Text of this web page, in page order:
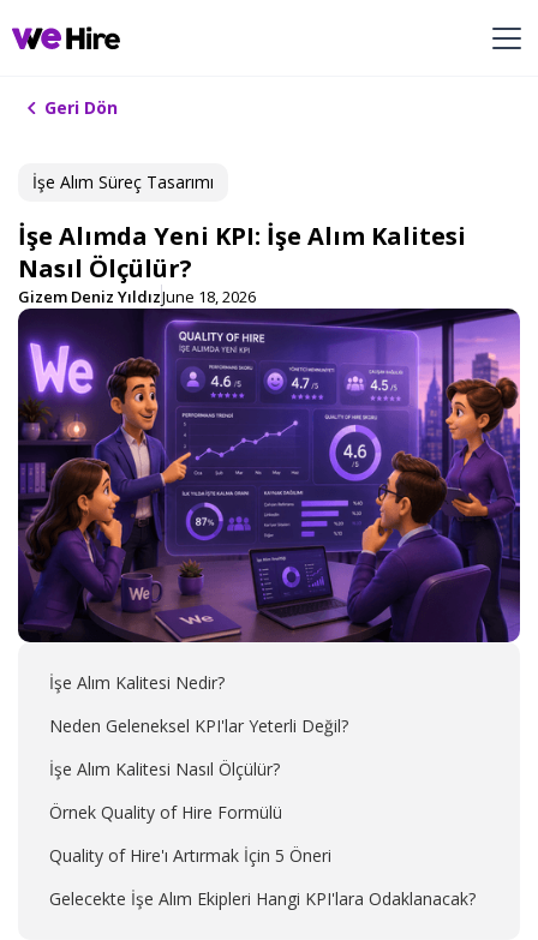
Geri Dön
İşe Alım ​Süreç Tasarımı​
İşe Alımda Yeni KPI: İşe Alım Kalitesi
Nasıl Ölçülür?
Gizem Deniz YıldızJune 18, 2026
İşe Alım Kalitesi Nedir?
Neden Geleneksel KPI'lar Yeterli Değil?
İşe Alım Kalitesi Nasıl Ölçülür?
Örnek Quality of Hire Formülü
Quality of Hire'ı Artırmak İçin 5 Öneri
Gelecekte İşe Alım Ekipleri Hangi KPI'lara Odaklanacak?